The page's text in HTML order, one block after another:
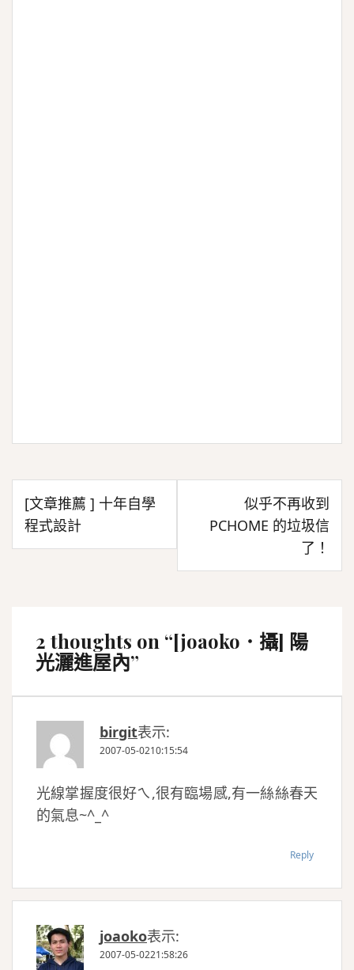
文
章
導
[文章推薦 ] 十年自學
程式設計
似乎不再收到
PCHOME 的垃圾信
了！
2 thoughts on “[joaoko．攝] 陽
光灑進屋內”
birgit表示:
2007-05-0210:15:54
光線掌握度很好ㄟ,很有臨場感,有一絲絲春天
的氣息~^_^
Reply
joaoko表示:
2007-05-0221:58:26